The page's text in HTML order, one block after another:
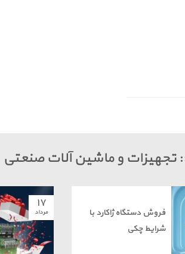
و ماشین آلات صنعتی
فروش دستگاه ژاکارد با
شرایط چکی
۱۷
مرداد